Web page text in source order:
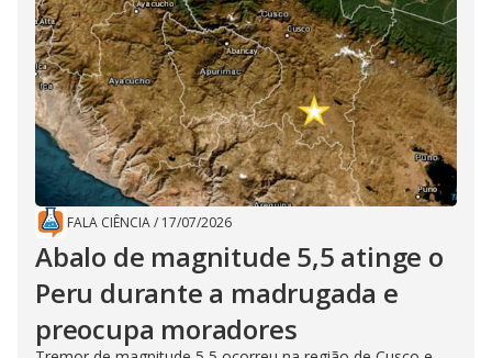
FALA CIÊNCIA/ 17/07/2026
Abalo de magnitude 5,5 atinge o
Peru durante a madrugada e
preocupa moradores